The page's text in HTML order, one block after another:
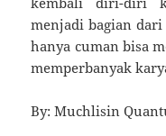
menjadi bagian
hanya cuman bisa
memperbanyak
By: Muchlisin